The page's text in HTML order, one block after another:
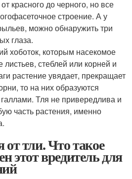
красного до черного, но все
строение. А у
можно обнаружить три
глаза.
хоботок, которым насекомое
листьев, стеблей или корней и
растение увядает, прекращает
то на них образуются
Тля не привередлива и
часть растения, именно
от тли. Что такое
этот вредитель для